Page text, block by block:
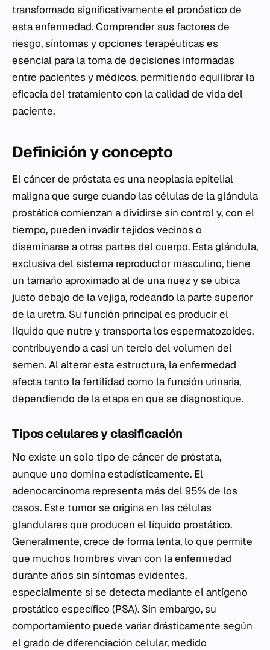
transformado significativamente el pronóstico de
esta enfermedad. Comprender sus factores de
riesgo, síntomas y opciones terapéuticas es
esencial para la toma de decisiones informadas
entre pacientes y médicos, permitiendo equilibrar la
eficacia del tratamiento con la calidad de vida del
paciente.
Definición y concepto
El cáncer de próstata es una neoplasia epitelial
maligna que surge cuando las células de la glándula
prostática comienzan a dividirse sin control y, con el
tiempo, pueden invadir tejidos vecinos o
diseminarse a otras partes del cuerpo. Esta glándula,
exclusiva del sistema reproductor masculino, tiene
un tamaño aproximado al de una nuez y se ubica
justo debajo de la vejiga, rodeando la parte superior
de la uretra. Su función principal es producir el
líquido que nutre y transporta los espermatozoides,
contribuyendo a casi un tercio del volumen del
semen. Al alterar esta estructura, la enfermedad
afecta tanto la fertilidad como la función urinaria,
dependiendo de la etapa en que se diagnostique.
Tipos celulares y clasificación
No existe un solo tipo de cáncer de próstata,
aunque uno domina estadísticamente. El
adenocarcinoma representa más del 95% de los
casos. Este tumor se origina en las células
glandulares que producen el líquido prostático.
Generalmente, crece de forma lenta, lo que permite
que muchos hombres vivan con la enfermedad
durante años sin síntomas evidentes,
especialmente si se detecta mediante el antígeno
prostático específico (PSA). Sin embargo, su
comportamiento puede variar drásticamente según
el grado de diferenciación celular, medido